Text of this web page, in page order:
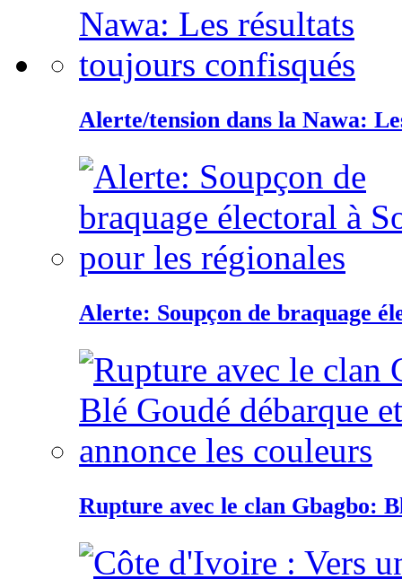
Alerte/tension dans la Nawa:
Alerte: Soupçon de braquage
Rupture avec le clan Gbagbo: